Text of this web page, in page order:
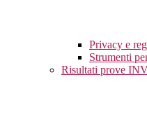
Privacy e
Strumenti
Risultati prove